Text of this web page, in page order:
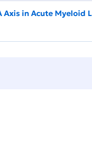
Axis in Acute Myeloid